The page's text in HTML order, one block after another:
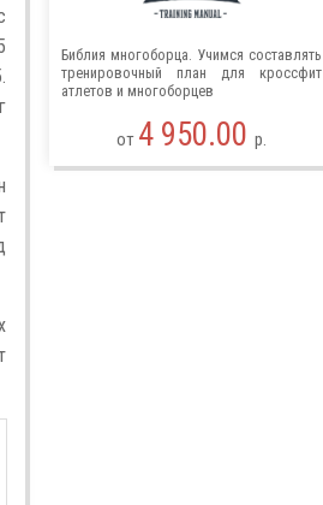
Библия многоборца. Учимся составлять
тренировочный план для кроссфит
атлетов и многоборцев
от 4 950.00 р.